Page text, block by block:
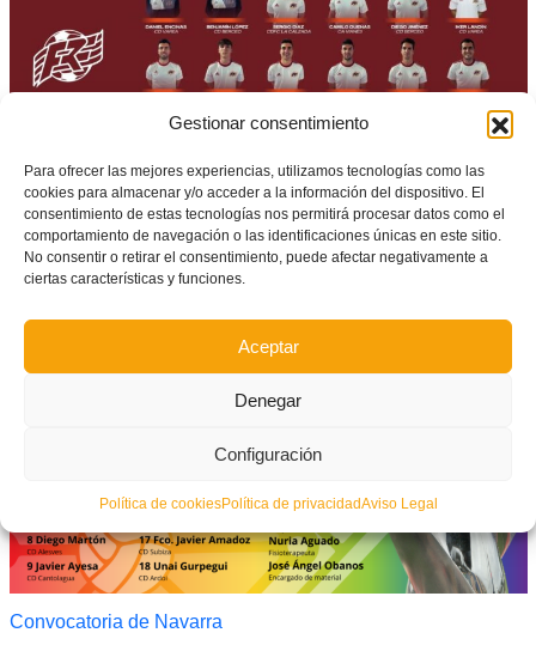
Gestionar consentimiento
Para ofrecer las mejores experiencias, utilizamos tecnologías como las
cookies para almacenar y/o acceder a la información del dispositivo. El
consentimiento de estas tecnologías nos permitirá procesar datos como el
comportamiento de navegación o las identificaciones únicas en este sitio.
No consentir o retirar el consentimiento, puede afectar negativamente a
ciertas características y funciones.
Aceptar
Denegar
Configuración
Política de cookiesPolítica de privacidadAviso Legal
Convocatoria de La Rioja
Navarra
Convocatoria de Navarra